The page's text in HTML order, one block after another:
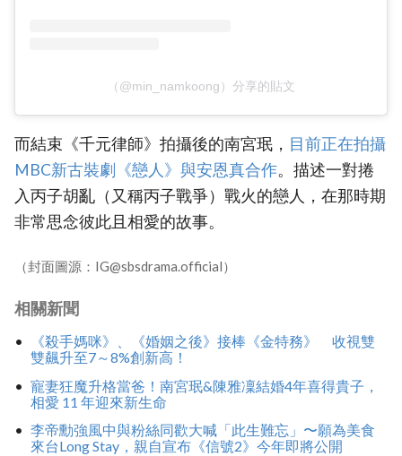
（@min_namkoong）分享的貼文
而結束《千元律師》拍攝後的南宮珉， ‎目前正在拍攝
MBC新古裝劇《戀人》與安恩真合作‎。描述一對捲
入丙子胡亂（又稱丙子戰爭）戰火的戀人，在那時期
非常思念彼此且相愛的故事。
（封面圖源：IG@sbsdrama.official）
相關新聞
《殺手媽咪》、《婚姻之後》接棒《金特務》 收視雙
雙飆升至7～8%創新高！
寵妻狂魔升格當爸！南宮珉&陳雅凜結婚4年喜得貴子，
相愛 11 年迎來新生命
李帝勳強風中與粉絲同歡大喊「此生難忘」〜願為美食
來台Long Stay，親自宣布《信號2》今年即將公開